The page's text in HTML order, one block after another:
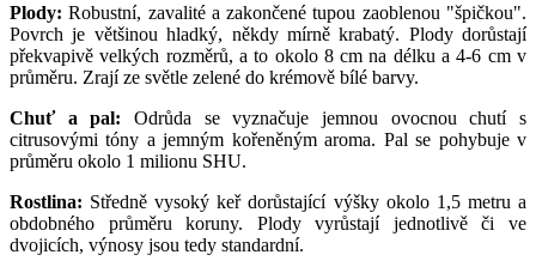
Plody: Robustní, zavalité a zakončené tupou zaoblenou "špičkou".
Povrch je většinou hladký, někdy mírně krabatý. Plody dorůstají
překvapivě velkých rozměrů, a to okolo 8 cm na délku a 4-6 cm v
průměru. Zrají ze světle zelené do krémově bílé barvy.
Chuť a pal: Odrůda se vyznačuje jemnou ovocnou chutí s
citrusovými tóny a jemným kořeněným aroma. Pal se pohybuje v
průměru okolo 1 milionu SHU.
Rostlina: Středně vysoký keř dorůstající výšky okolo 1,5 metru a
obdobného průměru koruny. Plody vyrůstají jednotlivě či ve
dvojicích, výnosy jsou tedy standardní.